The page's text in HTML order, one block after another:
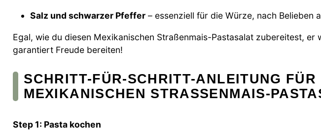
Salz und schwarzer Pfeffer – essenziell für die Würze, nach Belieben
Egal, wie du diesen Mexikanischen Straßenmais-Pastasalat zubereitest, er
garantiert Freude bereiten!
SCHRITT-FÜR-SCHRITT-ANLEITUNG FÜR
MEXIKANISCHEN STRASSENMAIS-
Step 1: Pasta kochen